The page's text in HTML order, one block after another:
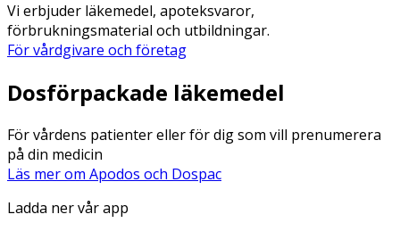
Vi erbjuder läkemedel, apoteksvaror,
förbrukningsmaterial och utbildningar.
För vårdgivare och företag
Dosförpackade läkemedel
För vårdens patienter eller för dig som vill prenumerera
på din medicin
Läs mer om Apodos och Dospac
Ladda ner vår app